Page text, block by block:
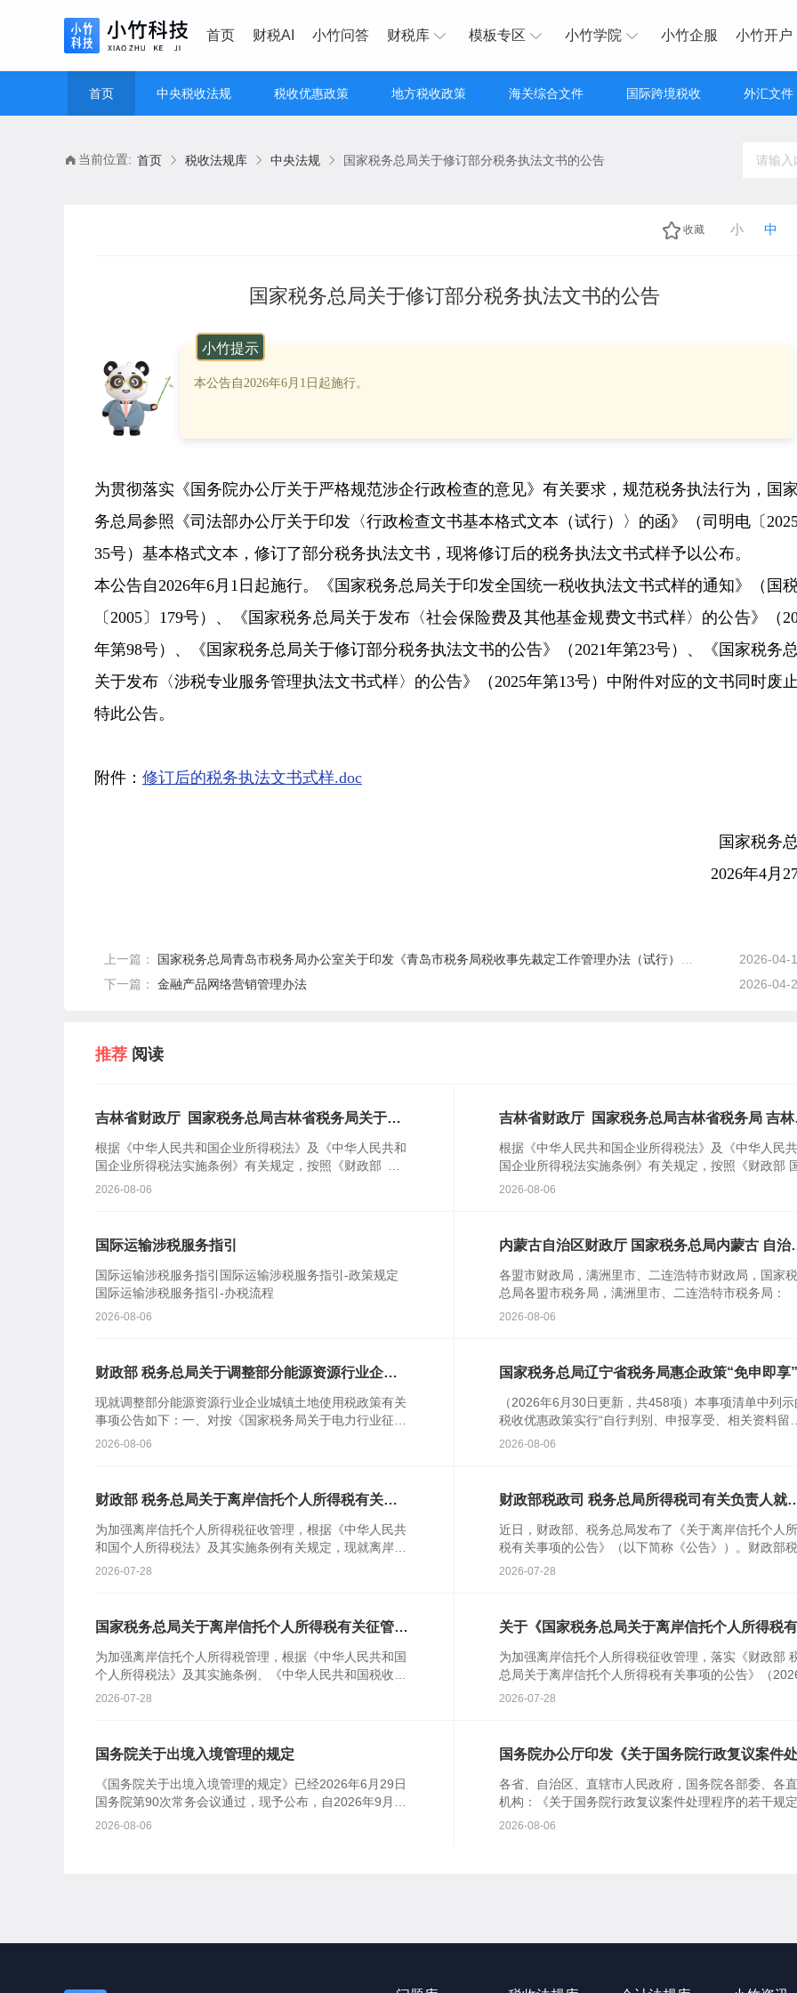
首页 财税AI 小竹问答 财税库 模板专区 小竹学院 小竹企服 小竹开户
首页 中央税收法规 税收优惠政策 地方税收政策 海关综合文件 国际跨境税收 外汇文件
当前位置: 首页 税收法规库 中央法规 国家税务总局关于修订部分税务执法文书的公告
收藏 小 中
国家税务总局关于修订部分税务执法文书的公告
小竹提示
本公告自2026年6月1日起施行。
为贯彻落实《国务院办公厅关于严格规范涉企行政检查的意见》有关要求，规范税务执法行为，国
务总局参照《司法部办公厅关于印发〈行政检查文书基本格式文本（试行）〉的函》（司明电〔2025
35号）基本格式文本，修订了部分税务执法文书，现将修订后的税务执法文书式样予以公布。
本公告自2026年6月1日起施行。《国家税务总局关于印发全国统一税收执法文书式样的通知》（国
〔2005〕179号）、《国家税务总局关于发布〈社会保险费及其他基金规费文书式样〉的公告》（
年第98号）、《国家税务总局关于修订部分税务执法文书的公告》（2021年第23号）、《国家税务
关于发布〈涉税专业服务管理执法文书式样〉的公告》（2025年第13号）中附件对应的文书同时废止
特此公告。
附件： 修订后的税务执法文书式样.doc
国家税务
2026年4月
上一篇： 国家税务总局青岛市税务局办公室关于印发《青岛市税务局税收事先裁定工作管理办法（试行）》的通知
2026-04-
下一篇： 金融产品网络营销管理办法 2026-04-
推荐 阅读
吉林省财政厅 国家税务总局吉林省税务局关于吉
格组织名单（第一批）的公告
根据《中华人民共和国企业所得税法》及《中华人民共和
国企业所得税法实施条例》有关规定，按照《财政部 税
务总局关于非营利组织免税资格认定管理有关问题的通
2026-08-06
吉林省财政厅 国家税务总局吉林省税务局 吉林
会组织捐赠税前扣除资格名单的公告
根据《中华人民共和国企业所得税法》及《中华人民
国企业所得税法实施条例》有关规定，按照《财政部
税务总局 民政部关于公益性捐赠税前扣除有关事项的公
2026-08-06
国际运输涉税服务指引
国际运输涉税服务指引国际运输涉税服务指引-政策规定
国际运输涉税服务指引-办税流程
2026-08-06
内蒙古自治区财政厅 国家税务总局内蒙古 自治
三户非营利组织免税资格的通知
各盟市财政局，满洲里市、二连浩特市财政局，国家
总局各盟市税务局，满洲里市、二连浩特市税务局
根据《中华人民共和国企业所得税法》第二十六条、《
2026-08-06
财政部 税务总局关于调整部分能源资源行业企业
现就调整部分能源资源行业企业城镇土地使用税政策有关
事项公告如下：一、对按《国家税务局关于电力行业征免
土地使用税问题的规定》〔（89）国税地字第013号〕等
2026-08-06
国家税务总局辽宁省税务局惠企政策“免申即享
（2026年6月30日更新，共458项）本事项清单中列示
税收优惠政策实行“自行判别、申报享受、相关资料留存
备查”的方式办理，纳税人、缴费人无需主动提出申请、
2026-08-06
财政部 税务总局关于离岸信托个人所得税有关事
为加强离岸信托个人所得税征收管理，根据《中华人民共
和国个人所得税法》及其实施条例有关规定，现就离岸信
托个人所得税有关事项公告如下：一、个人将财产装入离
2026-07-28
财政部税政司 税务总局所得税司有关负责人就
近日，财政部、税务总局发布了《关于离岸信托个人
税有关事项的公告》（以下简称《公告》）。财政部税
司、税务总局所得税司有关负责人就此回答了记者提问
2026-07-28
国家税务总局关于离岸信托个人所得税有关征管事
为加强离岸信托个人所得税管理，根据《中华人民共和国
个人所得税法》及其实施条例、《中华人民共和国税收征
收管理法》及其实施细则（以下简称税收征管法）、《财
2026-07-28
关于《国家税务总局关于离岸信托个人所得税
为加强离岸信托个人所得税征收管理，落实《财政部
总局关于离岸信托个人所得税有关事项的公告》（2026
第21号），税务总局配套发布了《国家税务总局关于离
2026-07-28
国务院关于出境入境管理的规定
《国务院关于出境入境管理的规定》已经2026年6月29日
国务院第90次常务会议通过，现予公布，自2026年9月15
日起施行。总理 李强2026年7月22日国务
2026-08-06
国务院办公厅印发《关于国务院行政复议案件
各省、自治区、直辖市人民政府，国务院各部委、各
机构：《关于国务院行政复议案件处理程序的若干规定
已经国务院同意，现印发给你们，请认真贯彻执行。国
2026-08-06